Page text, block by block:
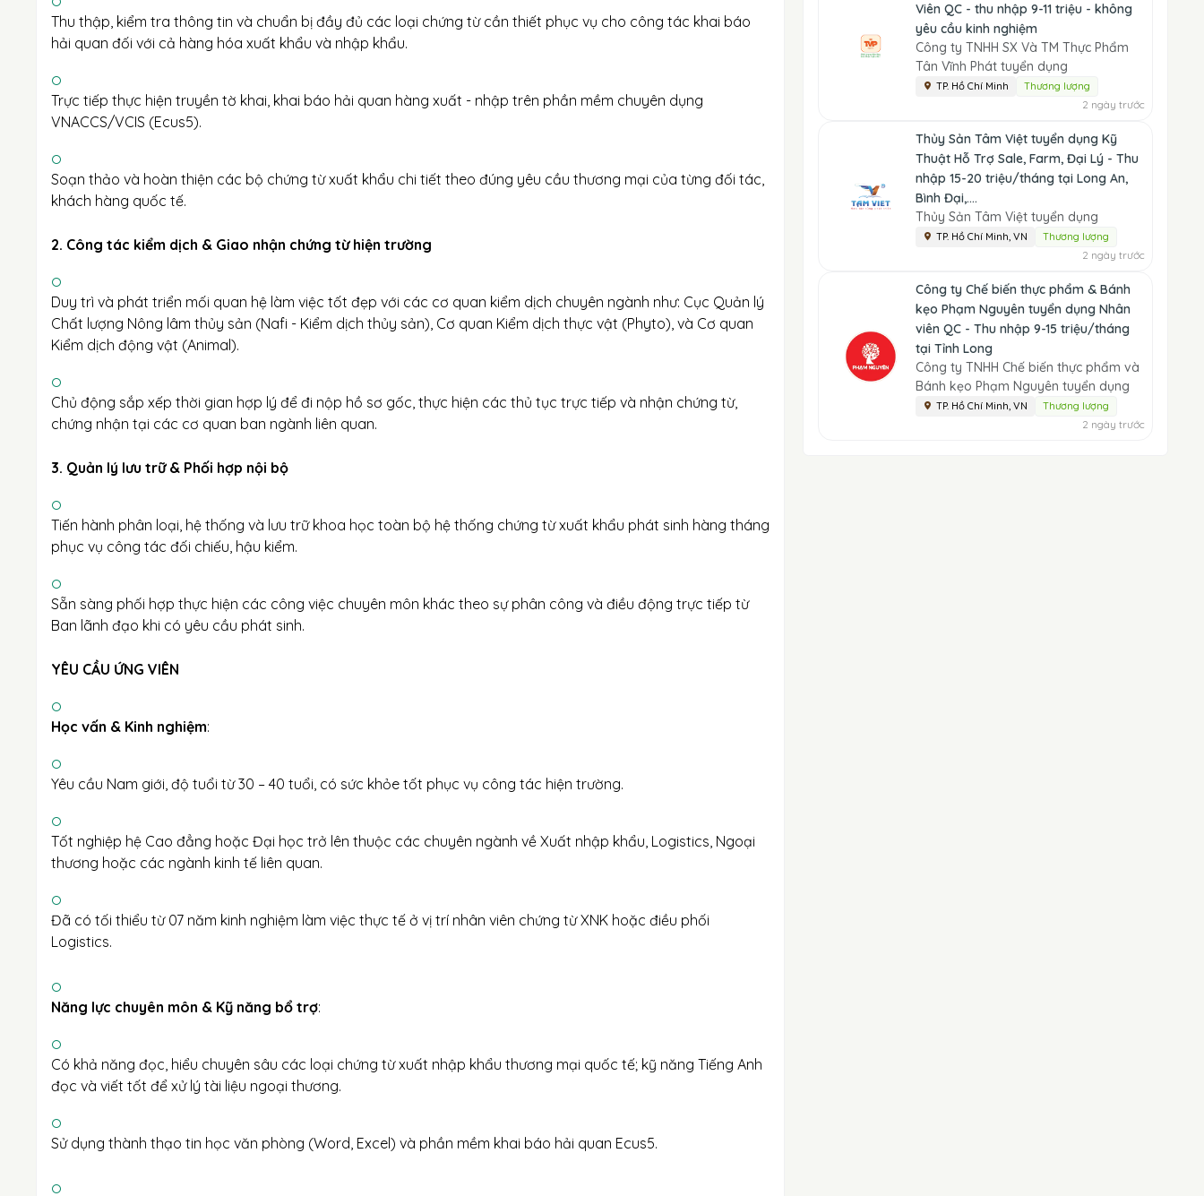
Thu thập, kiểm tra thông tin và chuẩn bị đầy đủ các loại chứng từ cần thiết phục vụ cho công tác khai báo
hải quan đối với cả hàng hóa xuất khẩu và nhập khẩu.
Trực tiếp thực hiện truyền tờ khai, khai báo hải quan hàng xuất - nhập trên phần mềm chuyên dụng
VNACCS/VCIS (Ecus5).
Soạn thảo và hoàn thiện các bộ chứng từ xuất khẩu chi tiết theo đúng yêu cầu thương mại của từng đối tác,
khách hàng quốc tế.
2. Công tác kiểm dịch & Giao nhận chứng từ hiện trường
Duy trì và phát triển mối quan hệ làm việc tốt đẹp với các cơ quan kiểm dịch chuyên ngành như: Cục Quản lý
Chất lượng Nông lâm thủy sản (Nafi - Kiểm dịch thủy sản), Cơ quan Kiểm dịch thực vật (Phyto), và Cơ quan
Kiểm dịch động vật (Animal).
Chủ động sắp xếp thời gian hợp lý để đi nộp hồ sơ gốc, thực hiện các thủ tục trực tiếp và nhận chứng từ,
chứng nhận tại các cơ quan ban ngành liên quan.
3. Quản lý lưu trữ & Phối hợp nội bộ
Tiến hành phân loại, hệ thống và lưu trữ khoa học toàn bộ hệ thống chứng từ xuất khẩu phát sinh hàng tháng
phục vụ công tác đối chiếu, hậu kiểm.
Sẵn sàng phối hợp thực hiện các công việc chuyên môn khác theo sự phân công và điều động trực tiếp từ
Ban lãnh đạo khi có yêu cầu phát sinh.
YÊU CẦU ỨNG VIÊN
Học vấn & Kinh nghiệm:
Yêu cầu Nam giới, độ tuổi từ 30 – 40 tuổi, có sức khỏe tốt phục vụ công tác hiện trường.
Tốt nghiệp hệ Cao đẳng hoặc Đại học trở lên thuộc các chuyên ngành về Xuất nhập khẩu, Logistics, Ngoại
thương hoặc các ngành kinh tế liên quan.
Đã có tối thiểu từ 07 năm kinh nghiệm làm việc thực tế ở vị trí nhân viên chứng từ XNK hoặc điều phối
Logistics.
Năng lực chuyên môn & Kỹ năng bổ trợ:
Có khả năng đọc, hiểu chuyên sâu các loại chứng từ xuất nhập khẩu thương mại quốc tế; kỹ năng Tiếng Anh
đọc và viết tốt để xử lý tài liệu ngoại thương.
Sử dụng thành thạo tin học văn phòng (Word, Excel) và phần mềm khai báo hải quan Ecus5.
Viên QC - thu nhập 9-11 triệu - không
yêu cầu kinh nghiệm
Công ty TNHH SX Và TM Thực Phẩm
Tân Vĩnh Phát tuyển dụng
TP. Hồ Chí Minh Thương lượng
2 ngày trước
Thủy Sản Tâm Việt tuyển dụng Kỹ
Thuật Hỗ Trợ Sale, Farm, Đại Lý - Thu
nhập 15-20 triệu/tháng tại Long An,
Bình Đại,....
Thủy Sản Tâm Việt tuyển dụng
TP. Hồ Chí Minh, VN Thương lượng
2 ngày trước
Công ty Chế biến thực phẩm & Bánh
kẹo Phạm Nguyên tuyển dụng Nhân
viên QC - Thu nhập 9-15 triệu/tháng
tại Tỉnh Long
Công ty TNHH Chế biến thực phẩm và
Bánh kẹo Phạm Nguyên tuyển dụng
TP. Hồ Chí Minh, VN Thương lượng
2 ngày trước